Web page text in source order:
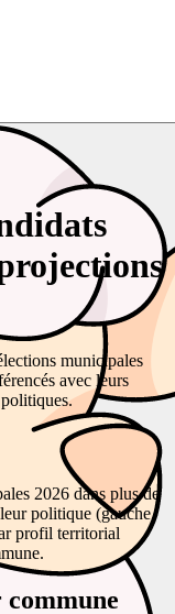
municipales
avec leurs
2026 dans plus de
politique (gauche,
profil territorial